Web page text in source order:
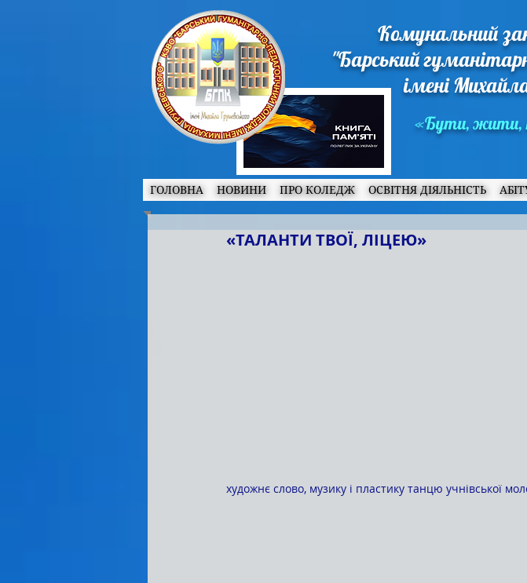
Комунальний
"Барський
імені
«Бути, жити,
ГОЛОВНА НОВИНИ ПРО КОЛЕДЖ ОСВІТНЯ ДІЯЛЬНІСТЬ
«ТАЛАНТИ ТВОЇ, ЛІЦЕЮ»
художнє слово, музику і пластику танцю учнівської